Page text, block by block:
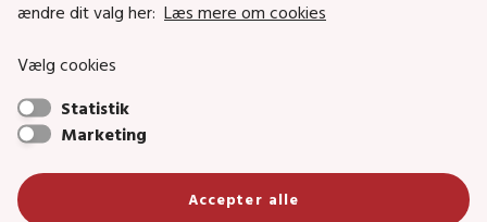
ændre dit valg her: Læs mere om cookies
Vælg cookies
Statistik
Marketing
Accepter alle